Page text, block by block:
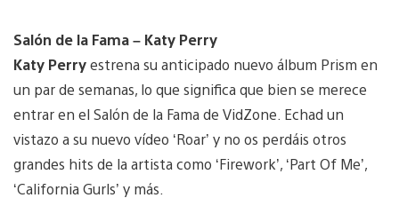
Salón de la Fama – Katy Perry
Katy Perryestrena su anticipado nuevo álbum Prism en
un par de semanas, lo que significa que bien se merece
entrar en el Salón de la Fama de VidZone. Echad un
vistazo a su nuevo vídeo ‘Roar’ y no os perdáis otros
grandes hits de la artista como ‘Firework’, ‘Part Of Me’,
‘California Gurls’ y más.